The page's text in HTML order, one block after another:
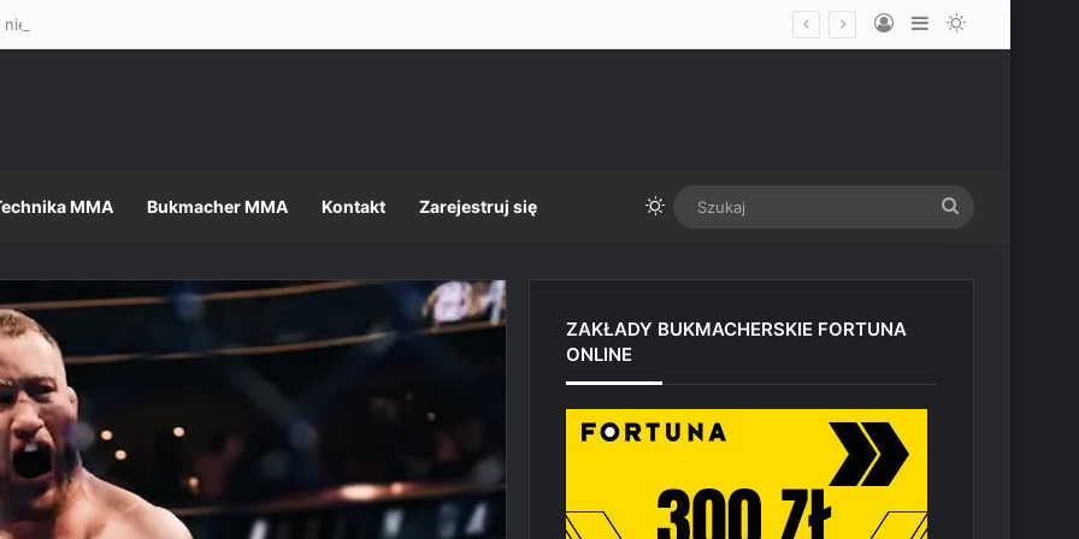
nietęga, ale formalności, jak zawsze, dopełnione – Mateusz Gamrot w limicie przed UFC Vegas Log InSidebarSwitch skin
MMA Bukmacher MMA Kontakt Zarejestruj się Switch skin
ZAKŁADY BUKMACHERSKIE FORTUNA
ONLINE